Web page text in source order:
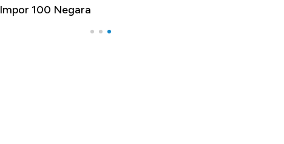
Impor 100 Negara